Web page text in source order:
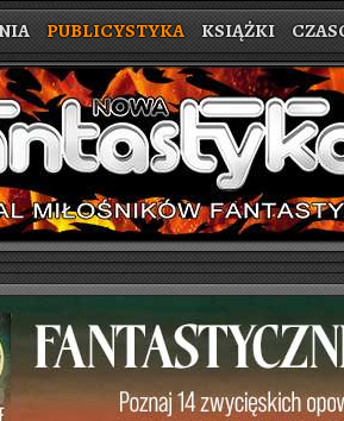
PUBLICYSTYKA KSIĄŻKI